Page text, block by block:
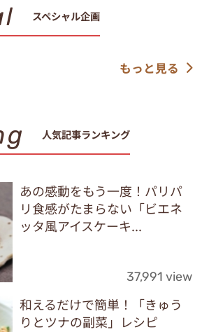
スペシャル企画
もっと見る
人気記事ランキング
あの感動をもう一度！パリパ
リ食感がたまらない「ビエネ
ッタ風アイスケーキ...
37,991 view
和えるだけで簡単！「きゅう
りとツナの副菜」レシピ